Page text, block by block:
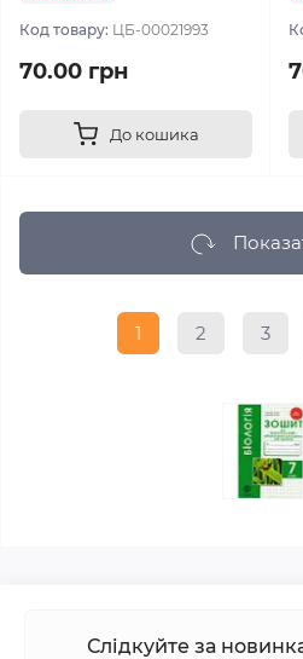
Код товару: ЦБ-00021993
70.00 грн
До кошика
1 2 3
Слідкуйте за